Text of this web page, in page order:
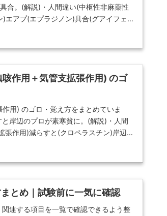
合。(解説)・人間違い(中枢性非麻薬性
エアプ(エプラジノン)具合(グアイフェ
向けです。
作用＋気管支拡張作用) のゴ
用) のゴロ・覚え方をまとめていま
岸辺のプロが素寒貧に。(解説)・人間
作用)減らすと(クロペラスチン)岸辺の
)素寒貧に(ノスカピン)。 薬剤師国家
とめ｜試験前に一気に確認
連する項目を一覧で確認できるよう整